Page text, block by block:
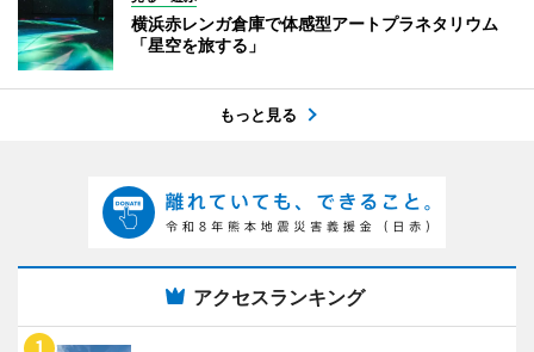
横浜赤レンガ倉庫で体感型アートプラネタリウム
「星空を旅する」
もっと見る
アクセスランキング